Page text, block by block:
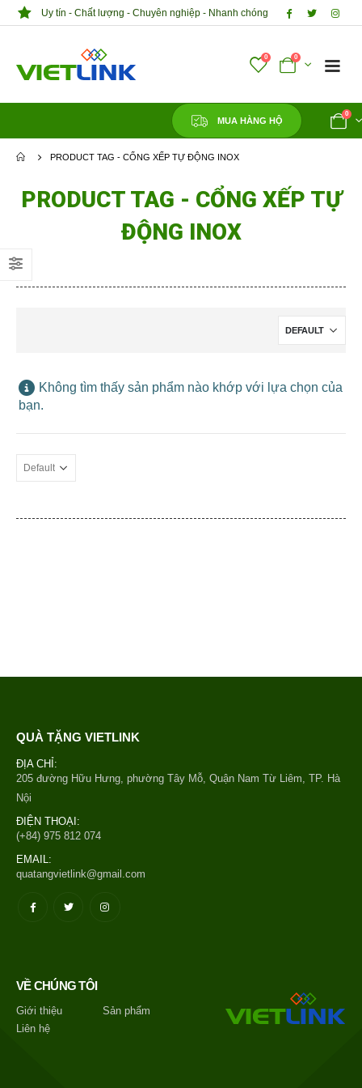
Uy tín - Chất lượng - Chuyên nghiệp - Nhanh chóng
0 0
MUA HÀNG HỘ
0
PRODUCT TAG - CỔNG XẾP TỰ ĐỘNG INOX
PRODUCT TAG - CỔNG XẾP TỰ
ĐỘNG INOX
Không tìm thấy sản phẩm nào khớp với lựa chọn của
bạn.
QUÀ TẶNG VIETLINK
ĐỊA CHỈ:
205 đường Hữu Hưng, phường Tây Mỗ, Quận Nam Từ Liêm, TP. Hà
Nội
ĐIỆN THOẠI:
(+84) 975 812 074
EMAIL:
quatangvietlink@gmail.com
VỀ CHÚNG TÔI
Giới thiệu
Sản phẩm
Liên hệ